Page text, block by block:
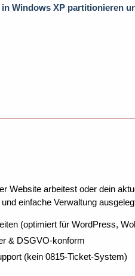
in Windows XP partitionieren
Website arbeitest oder dein
einfache Verwaltung
(optimiert für WordPress,
& DSGVO-konform
(kein 0815-Ticket-System)